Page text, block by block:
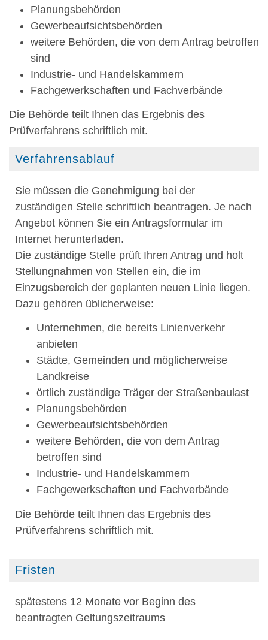
Planungsbehörden
Gewerbeaufsichtsbehörden
weitere Behörden, die von dem Antrag betroffen
sind
Industrie- und Handelskammern
Fachgewerkschaften und Fachverbände
Die Behörde teilt Ihnen das Ergebnis des
Prüfverfahrens schriftlich mit.
Verfahrensablauf
Sie müssen die Genehmigung bei der
zuständigen Stelle schriftlich beantragen. Je nach
Angebot können Sie ein Antragsformular im
Internet herunterladen.
Die zuständige Stelle prüft Ihren Antrag und holt
Stellungnahmen von Stellen ein, die im
Einzugsbereich der geplanten neuen Linie liegen.
Dazu gehören üblicherweise:
Unternehmen, die bereits Linienverkehr
anbieten
Städte, Gemeinden und möglicherweise
Landkreise
örtlich zuständige Träger der Straßenbaulast
Planungsbehörden
Gewerbeaufsichtsbehörden
weitere Behörden, die von dem Antrag
betroffen sind
Industrie- und Handelskammern
Fachgewerkschaften und Fachverbände
Die Behörde teilt Ihnen das Ergebnis des
Prüfverfahrens schriftlich mit.
Fristen
spätestens 12 Monate vor Beginn des
beantragten Geltungszeitraums